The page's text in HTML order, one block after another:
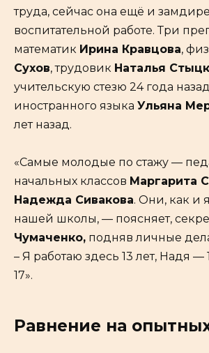
труда, сейчас она ещё и
воспитательной работе. Три
математик Ирина Кравцова,
Сухов, трудовик Наталья
учительскую стезю 24 года
иностранного языка Ульяна
лет назад.
«Самые молодые по стажу —
начальных классов Маргарита
Надежда Сивакова. Они, как и
нашей школы, — поясняет,
Чумаченко, подняв личные
– Я работаю здесь 13 лет, Надя —
17».
Равнение на